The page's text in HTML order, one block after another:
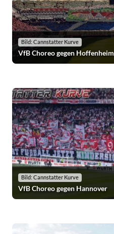
Bild: Cannstatter Kurve
VfB Choreo gegen Hoffenheim
Bild: Cannstatter Kurve
VfB Choreo gegen Hannover